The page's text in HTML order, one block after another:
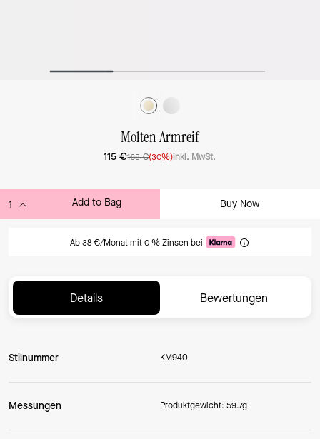
Molten Armreif
115 €165 €(30%)inkl. MwSt.
Add to Bag Buy Now
Ab 38 €/Monat mit 0 % Zinsen bei
Details Bewertungen
Stilnummer KM940
Messungen Produktgewicht: 59.7g